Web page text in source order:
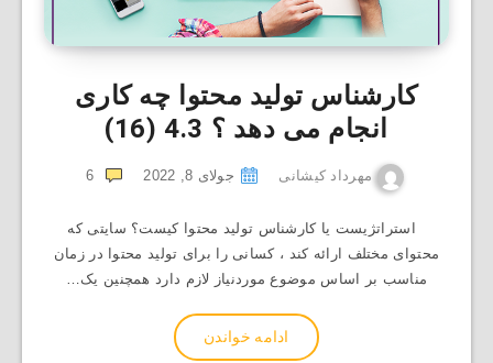
کارشناس تولید محتوا چه کاری
انجام می دهد ؟ 4.3 (16)
مهرداد کیشانی جولای 8, 2022 6
استراتژیست یا کارشناس تولید محتوا کیست؟ سایتی که
محتوای مختلف ارائه ‌کند ، کسانی را برای تولید محتوا در زمان
مناسب بر اساس موضوع موردنیاز لازم دارد همچنین یک…
ادامه خواندن